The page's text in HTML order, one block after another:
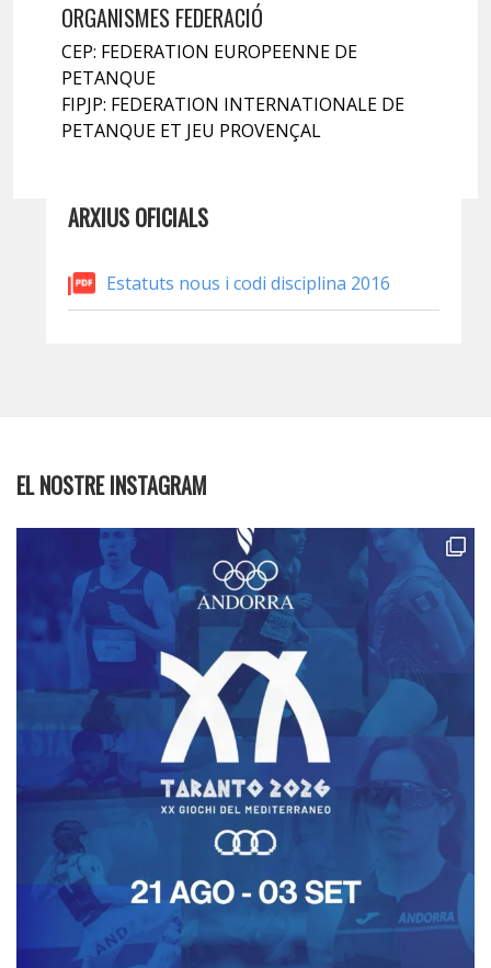
ORGANISMES FEDERACIÓ
CEP: FEDERATION EUROPEENNE DE
PETANQUE
FIPJP: FEDERATION INTERNATIONALE DE
PETANQUE ET JEU PROVENÇAL
ARXIUS OFICIALS
Estatuts nous i codi disciplina 2016
EL NOSTRE INSTAGRAM